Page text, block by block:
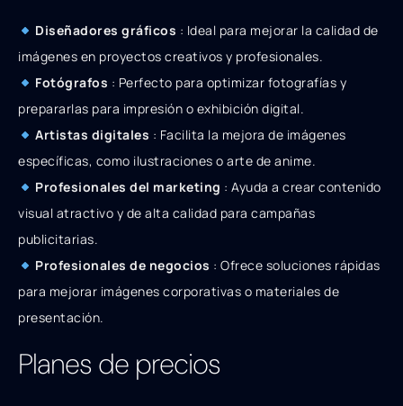
Diseñadores gráficos : Ideal para mejorar la calidad de
imágenes en proyectos creativos y profesionales.
Fotógrafos : Perfecto para optimizar fotografías y
prepararlas para impresión o exhibición digital.
Artistas digitales : Facilita la mejora de imágenes
específicas, como ilustraciones o arte de anime.
Profesionales del marketing : Ayuda a crear contenido
visual atractivo y de alta calidad para campañas
publicitarias.
Profesionales de negocios : Ofrece soluciones rápidas
para mejorar imágenes corporativas o materiales de
presentación.
Planes de precios